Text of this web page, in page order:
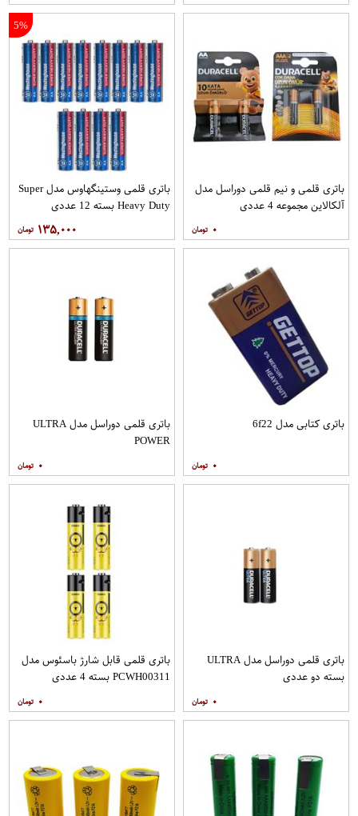
باتری قلمی و نیم قلمی دوراسل مدل
آلکالاین مجموعه 4 عددی
۰
5%
باتری قلمی وستینگهاوس مدل Super
Heavy Duty بسته 12 عددی
۱۳۵,۰۰۰
باتری کتابی مدل 6f22
۰
باتری قلمی دوراسل مدل ULTRA
POWER
۰
باتری قلمی دوراسل مدل ULTRA
بسته دو عددی
۰
باتری قلمی قابل شارژ باسئوس مدل
PCWH00311 بسته 4 عددی
۰